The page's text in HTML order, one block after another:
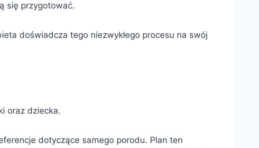
się przygotować.
doświadcza tego niezwykłego procesu na swój
oraz dziecka.
dotyczące samego porodu. Plan ten